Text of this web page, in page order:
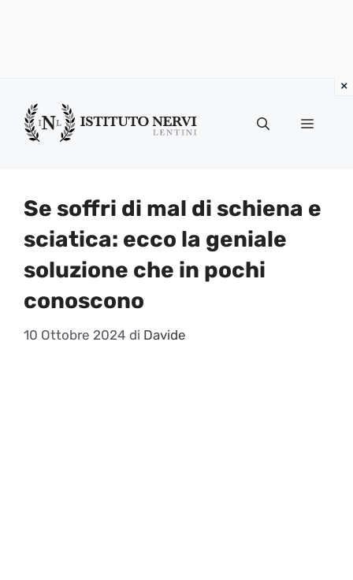
contenuto
Menu
Se soffri di mal di schiena e
sciatica: ecco la geniale
soluzione che in pochi
conoscono
10 Ottobre 2024 di Davide